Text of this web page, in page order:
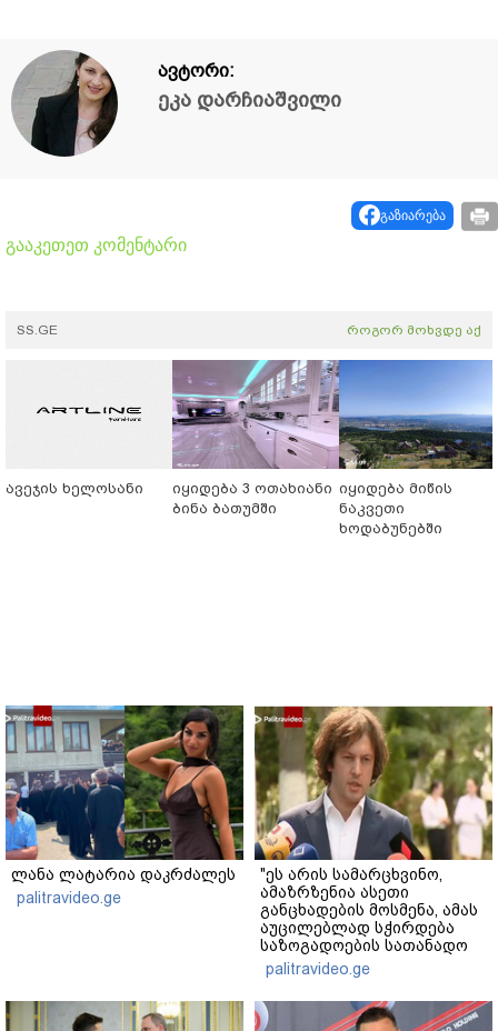
ავტორი:
ეკა დარჩიაშვილი
გაზიარება
გააკეთეთ კომენტარი
SS.GE როგორ მოხვდე აქ
ავეჯის ხელოსანი
იყიდება 3 ოთახიანი
ბინა ბათუმში
იყიდება მიწის
ნაკვეთი
ხოდაბუნებში
ლანა ლატარია დაკრძალეს
palitravideo.ge
"ეს არის სამარცხვინო,
ამაზრზენია ასეთი
განცხადების მოსმენა, ამას
აუცილებლად სჭირდება
საზოგადოების სათანადო
რეაქცია" - ირაკლი
კობახიძე
palitravideo.ge